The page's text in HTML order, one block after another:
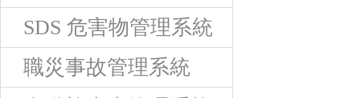
SDS 危害物管理系統
職災事故管理系統